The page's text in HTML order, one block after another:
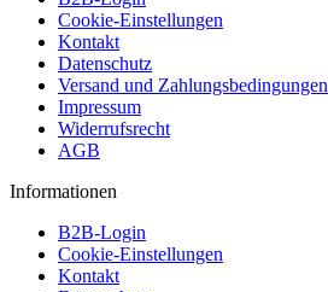
Cookie-Einstellungen
Kontakt
Datenschutz
Versand und Zahlungsbedingungen
Impressum
Widerrufsrecht
AGB
Informationen
B2B-Login
Cookie-Einstellungen
Kontakt